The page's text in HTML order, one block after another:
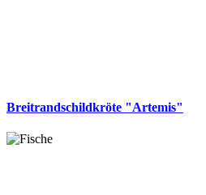
Breitrandschildkröte "Artemis"